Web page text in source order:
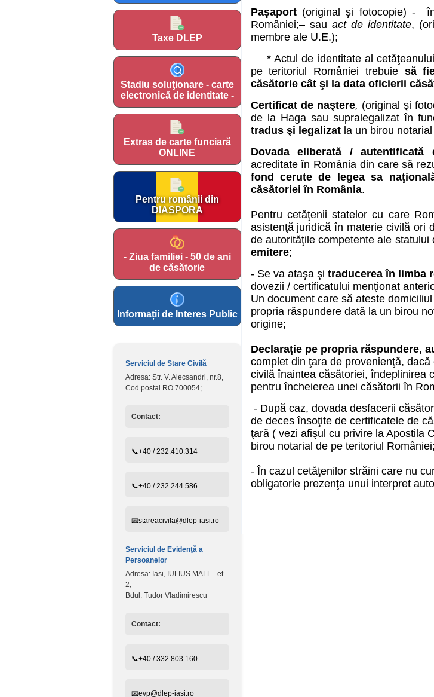
Taxe DLEP
Stadiu soluţionare - carte
electronică de identitate -
Extras de carte funciară
ONLINE
Pentru românii din
DIASPORA
- Ziua familiei - 50 de ani
de căsătorie
Informații de Interes Public
Serviciul de Stare Civilă
Adresa: Str. V. Alecsandri, nr.8,
Cod postal RO 700054;
Contact:
📞+40 / 232.410.314
📞+40 / 232.244.586
📧stareacivila@dlep-iasi.ro
Serviciul de Evidenţă a
Persoanelor
Adresa: Iasi, IULIUS MALL - et.
2,
Bdul. Tudor Vladimirescu
Contact:
📞+40 / 332.803.160
📧evp@dlep-iasi.ro
Paşaport (original şi fotocopie) -
României;– sau act de identitate,
membre ale U.E.);
* Actul de identitate al
pe teritoriul României trebuie să
căsătorie cât şi la data oficierii
Certificat de naştere, (original şi
de la Haga sau supralegalizat în
tradus şi legalizat la un birou
Dovada eliberată /
acreditate în România din care să
fond cerute de legea sa
căsătoriei în România.
Pentru cetăţenii statelor cu care
asistenţă juridică în materie civilă ori
de autorităţile competente ale
emitere;
- Se va ataşa şi traducerea în limba
dovezii / certificatului menţionat
Un document care să ateste
propria răspundere dată la un birou
origine;
Declaraţie pe propria răspundere,
complet din ţara de provenienţă,
civilă înaintea căsătoriei, îndeplinirea
pentru încheierea unei căsătorii în
- După caz, dovada desfacerii
de deces însoţite de certificatele de
ţară ( vezi afişul cu privire la Apostila
birou notarial de pe teritoriul României;
- În cazul cetăţenilor străini care nu
obligatorie prezenţa unui interpret